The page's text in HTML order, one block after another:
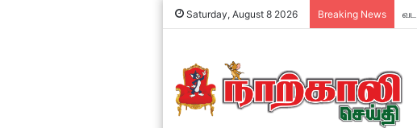
Saturday, August 8 2026 Breaking News